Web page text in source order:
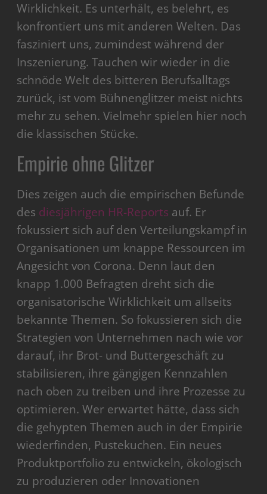
Wirklichkeit. Es unterhält, es belehrt, es
konfrontiert uns mit anderen Welten. Das
fasziniert uns, zumindest während der
Inszenierung. Tauchen wir wieder in die
schnöde Welt des bitteren Berufsalltags
zurück, ist vom Bühnenglitzer meist nichts
mehr zu sehen. Vielmehr spielen hier noch
die klassischen Stücke.
Empirie ohne Glitzer
Dies zeigen auch die empirischen Befunde
des diesjährigen HR-Reports auf. Er
fokussiert sich auf den Verteilungskampf in
Organisationen um knappe Ressourcen im
Angesicht von Corona. Denn laut den
knapp 1.000 Befragten dreht sich die
organisatorische Wirklichkeit um allseits
bekannte Themen. So fokussieren sich die
Strategien von Unternehmen nach wie vor
darauf, ihr Brot- und Buttergeschäft zu
stabilisieren, ihre gängigen Kennzahlen
nach oben zu treiben und ihre Prozesse zu
optimieren. Wer erwartet hätte, dass sich
die gehypten Themen auch in der Empirie
wiederfinden, Pustekuchen. Ein neues
Produktportfolio zu entwickeln, ökologisch
zu produzieren oder Innovationen